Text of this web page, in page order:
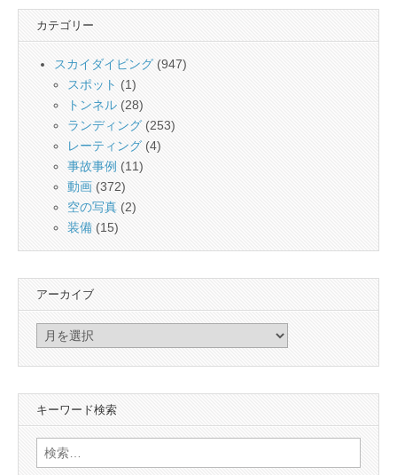
カテゴリー
スカイダイビング (947)
スポット (1)
トンネル (28)
ランディング(253)
レーティング(4)
事故事例 (11)
動画 (372)
空の写真 (2)
装備 (15)
アーカイブ
イ
キーワード検索
検
索: